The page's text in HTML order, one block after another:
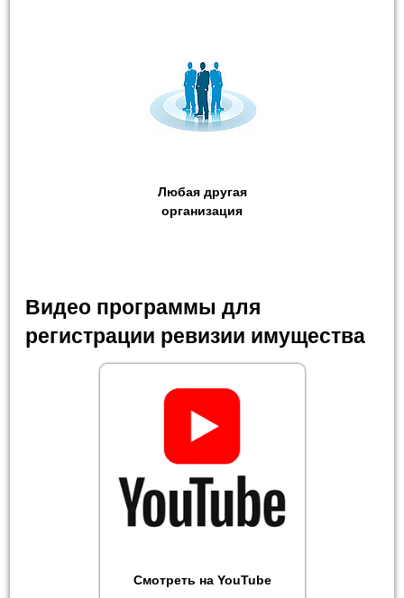
Любая другая
организация
Видео программы для
регистрации ревизии имущества
Смотреть на YouTube